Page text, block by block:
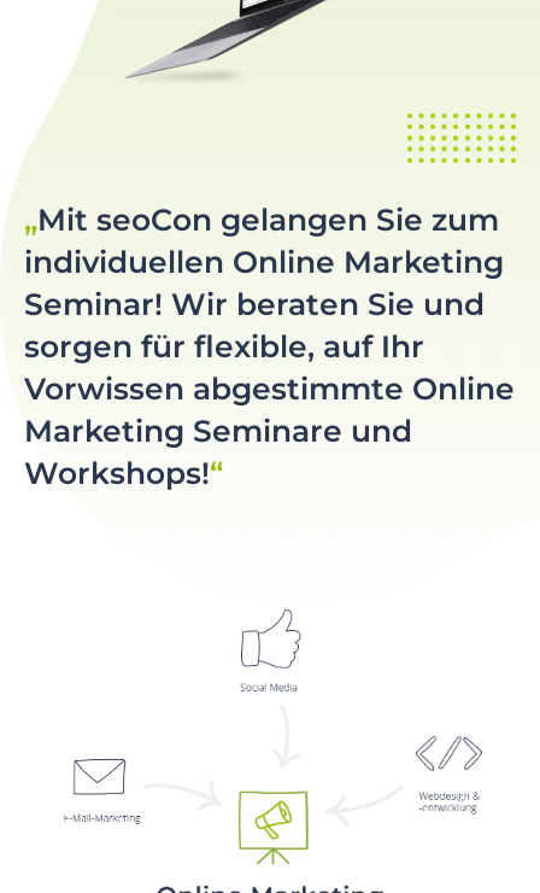
Mit seoCon gelangen Sie zum
individuellen Online Marketing
Seminar! Wir beraten Sie und
sorgen für flexible, auf Ihr
Vorwissen abgestimmte Online
Marketing Seminare und
Workshops!